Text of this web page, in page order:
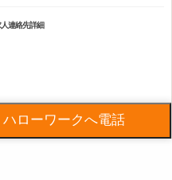
連絡先詳細
ハローワークへ電話